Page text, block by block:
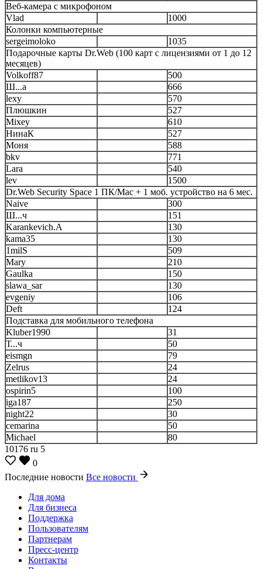
Веб-камера с микрофоном
Vlad
1000
Колонки компьютерные
sergeimoloko
1035
Подарочные карты Dr.Web (100 карт с лицензиями от 1 до 12
месяцев)
Volkoff87
500
Ш...а
666
lexy
570
Плюшкин
527
Mixey
610
НинаК
527
Моня
588
bkv
771
Lara
540
lev
1500
Dr.Web Security Space 1 ПК/Mac + 1 моб. устройство на 6 мес.
Naive
300
Ш...ч
151
Karankevich.A
130
kama35
130
1milS
509
Mary
210
Gaulka
150
slawa_sar
130
evgeniy
106
Deft
124
Подставка для мобильного телефона
Kluber1990
31
Т...ч
50
eismgn
79
Zelrus
24
metlikov13
24
ospirin5
100
iga187
250
night22
30
cemarina
50
Michael
80
10176 ru 5
0
Последние новости Все новости
Для дома
Для бизнеса
Поддержка
Пользователям
Партнерам
Пресс-центр
Контакты